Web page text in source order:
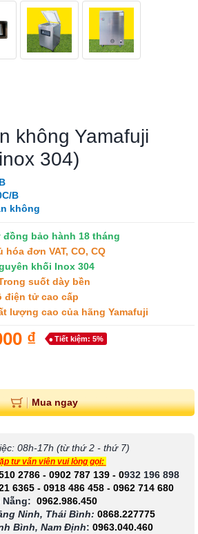
không Yamafuji
304)
B
không
đồng bảo hành 18 tháng
đơn VAT, CO, CQ
khối Inox 304
suốt dày bền
điện tử cao cấp
lượng cao của hãng Yamafuji
₫ Tiết kiệm: 5%
Mua ngay
08h-17h (từ thứ 2 - thứ 7)
tư vấn viên vui lòng gọi:
2786 - 0902 787 139- 0932 196 898
6365 - 0918 486 458 - 0962 714 680
Nẵng: 0962.986.450
Ninh, Thái Bình: 0868.227775
Bình, Nam Định: 0963.040.460